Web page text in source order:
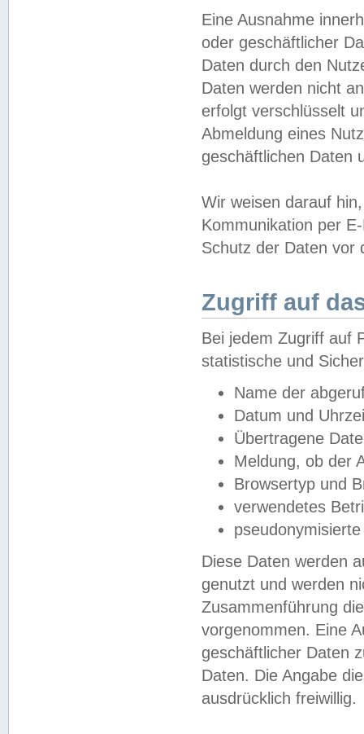
Eine Ausnahme
oder geschäftlicher
Daten durch den
Daten werden nicht
erfolgt verschlüsselt
Abmeldung eines
geschäftlichen Daten
Wir weisen darauf
Kommunikation per
Schutz der Daten vor
Zugriff auf
Bei jedem Zugriff auf
statistische und
Name der
Datum und
Übertragene
Meldung, ob der
Browsertyp und
verwendetes
Diese Daten werden
genutzt und werden
Zusammenführung
vorgenommen. Eine
geschäftlicher Daten
Daten. Die Angabe
ausdrücklich freiwillig.